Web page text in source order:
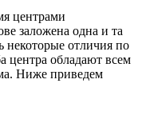
центрами
заложена одна и та
некоторые отличия по
центра обладают всем
Ниже приведем